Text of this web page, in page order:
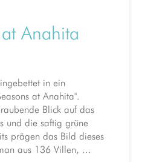
Anahita
in ein
at Anahita".
Blick auf das
und die saftig grüne
prägen das Bild dieses
aus 136 Villen, ...